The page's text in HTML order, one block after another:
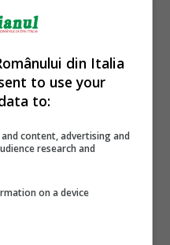
din Italia
to use your
to:
content, advertising and
research and
on a device